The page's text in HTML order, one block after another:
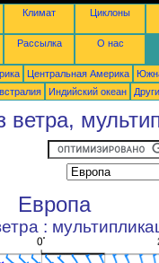
Климат Циклоны
Рассылка О нас
Центральная Америка
Индийский океан
ветра,
Европа
: